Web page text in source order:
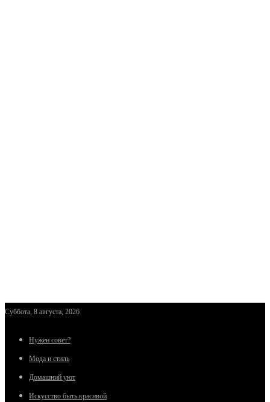
Суббота, 8 августа, 2026
Нужен совет?
Мода и стиль
Домашний уют
Искусство быть красивой